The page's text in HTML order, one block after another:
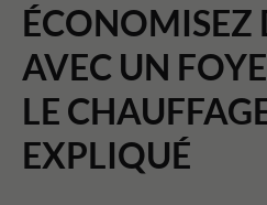
ÉCONOMISEZ
AVEC UN
LE
EXPLIQUÉ